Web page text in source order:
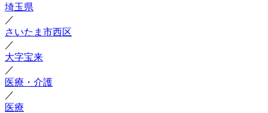
埼玉県
／
さいたま市西区
／
大字宝来
／
医療・介護
／
医療